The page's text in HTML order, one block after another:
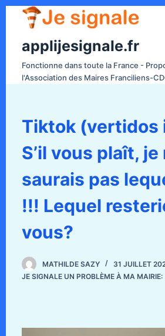
applijesignale.fr
Fonctionne dans toute la France -
l'Association des Maires Franciliens-
Tiktok (vertidos
S’il vous plaît, je
saurais pas
!!! Lequel
vous?
MATHILDE SAZY
31 JUILLET
JE SIGNALE UN PROBLÈME À MA MAIRIE: